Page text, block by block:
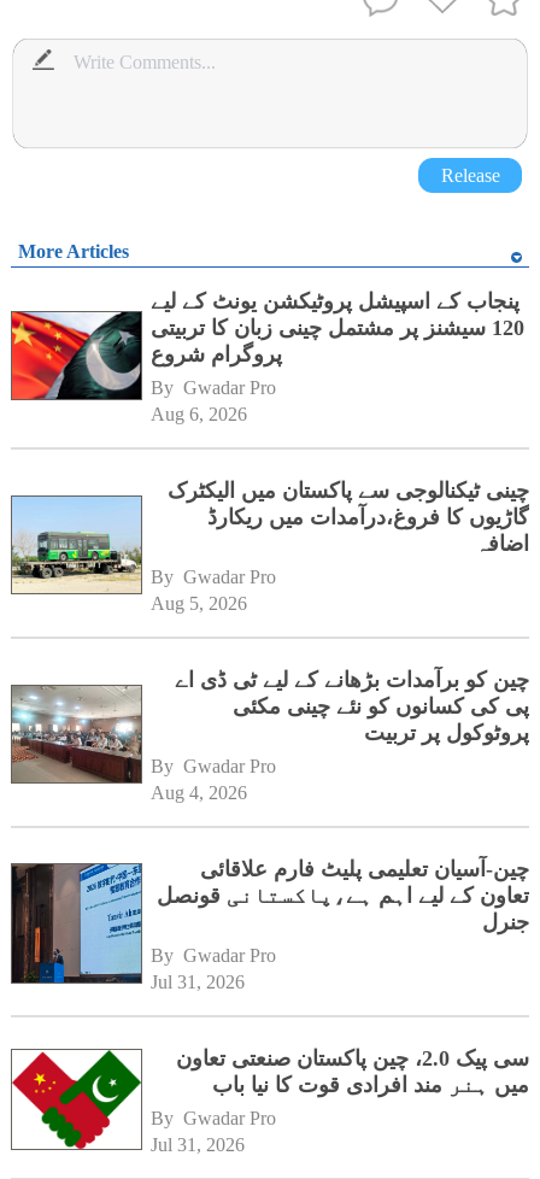
Release
More Articles
پنجاب کے اسپیشل پروٹیکشن یونٹ کے لیے
120 سیشنز پر مشتمل چینی زبان کا تربیتی
پروگرام شروع
By Gwadar Pro
Aug 6, 2026
چینی ٹیکنالوجی سے پاکستان میں الیکٹرک
گاڑیوں کا فروغ،درآمدات میں ریکارڈ
اضافہ
By Gwadar Pro
Aug 5, 2026
چین کو برآمدات بڑھانے کے لیے ٹی ڈی اے
پی کی کسانوں کو نئے چینی مکئی
پروٹوکول پر تربیت
By Gwadar Pro
Aug 4, 2026
چین-آسیان تعلیمی پلیٹ فارم علاقائی
تعاون کے لیے اہم ہے،پاکستانی قونصل
جنرل
By Gwadar Pro
Jul 31, 2026
سی پیک 2.0، چین پاکستان صنعتی تعاون
میں ہنر مند افرادی قوت کا نیا باب
By Gwadar Pro
Jul 31, 2026